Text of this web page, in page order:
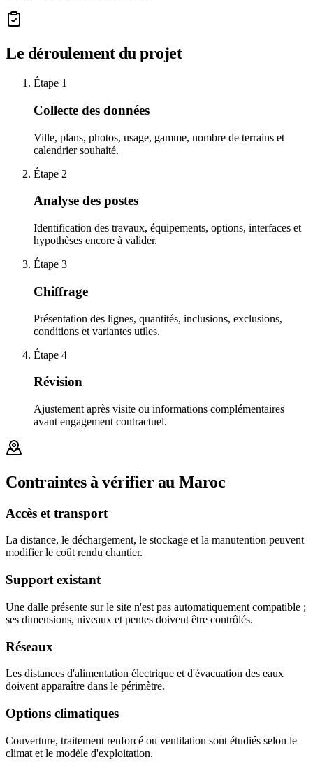
Le déroulement du projet
Étape 1
Collecte des données
Ville, plans, photos, usage, gamme, nombre de terrains et
calendrier souhaité.
Étape 2
Analyse des postes
Identification des travaux, équipements, options, interfaces et
hypothèses encore à valider.
Étape 3
Chiffrage
Présentation des lignes, quantités, inclusions, exclusions,
conditions et variantes utiles.
Étape 4
Révision
Ajustement après visite ou informations complémentaires
avant engagement contractuel.
Contraintes à vérifier au Maroc
Accès et transport
La distance, le déchargement, le stockage et la manutention peuvent
modifier le coût rendu chantier.
Support existant
Une dalle présente sur le site n'est pas automatiquement compatible ;
ses dimensions, niveaux et pentes doivent être contrôlés.
Réseaux
Les distances d'alimentation électrique et d'évacuation des eaux
doivent apparaître dans le périmètre.
Options climatiques
Couverture, traitement renforcé ou ventilation sont étudiés selon le
climat et le modèle d'exploitation.